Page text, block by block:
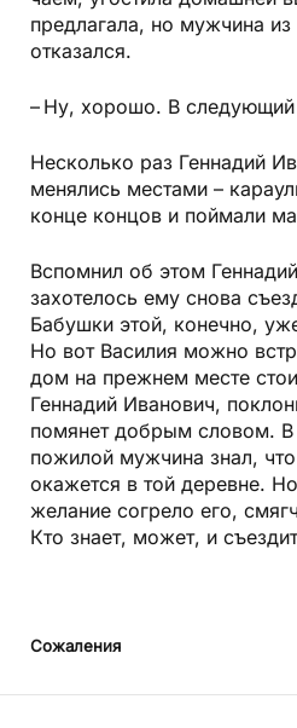
предлагала, но мужчина
отказался.
– Ну, хорошо. В
Несколько раз Геннадий
менялись местами –
конце концов и поймали
Вспомнил об этом
захотелось ему снова
Бабушки этой, конечно,
Но вот Василия можно
дом на прежнем месте
Геннадий Иванович,
помянет добрым словом. В
пожилой мужчина знал,
окажется в той деревне.
желание согрело его,
Кто знает, может, и
Сожаления